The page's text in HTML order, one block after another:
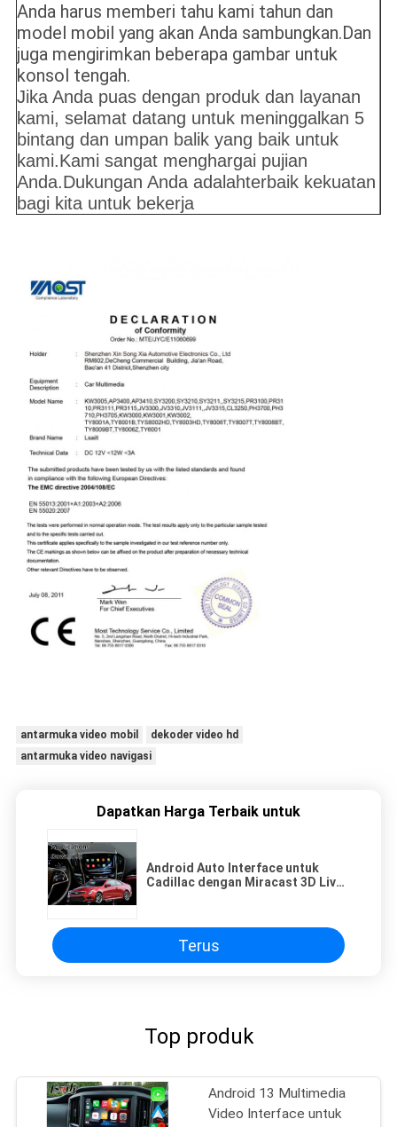
Anda harus memberi tahu kami tahun dan
model mobil yang akan Anda sambungkan.Dan
juga mengirimkan beberapa gambar untuk
konsol tengah.
Jika Anda puas dengan produk dan layanan
kami, selamat datang untuk meninggalkan 5
bintang dan umpan balik yang baik untuk
kami.Kami sangat menghargai pujian
Anda.Dukungan Anda adalahterbaik kekuatan
bagi kita untuk bekerja
antarmuka video mobil
dekoder video hd
antarmuka video navigasi
Dapatkan Harga Terbaik untuk
Android Auto Interface untuk
Cadillac dengan Miracast 3D Live
Terus
Top produk
Android 13 Multimedia
Video Interface untuk